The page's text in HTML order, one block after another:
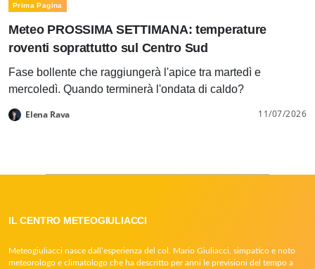
Prima Pagina
Meteo PROSSIMA SETTIMANA: temperature
roventi soprattutto sul Centro Sud
Fase bollente che raggiungerà l'apice tra martedì e
mercoledì. Quando terminerà l'ondata di caldo?
Elena Rava 11/07/2026
IL CENTRO METEOGIULIACCI
Meteogiuliacci nasce dall’esperienza del col. Mario Giuliacci, simpatico e noto
meteorologo e climatologo che ha descritto per anni le previsioni del tempo a